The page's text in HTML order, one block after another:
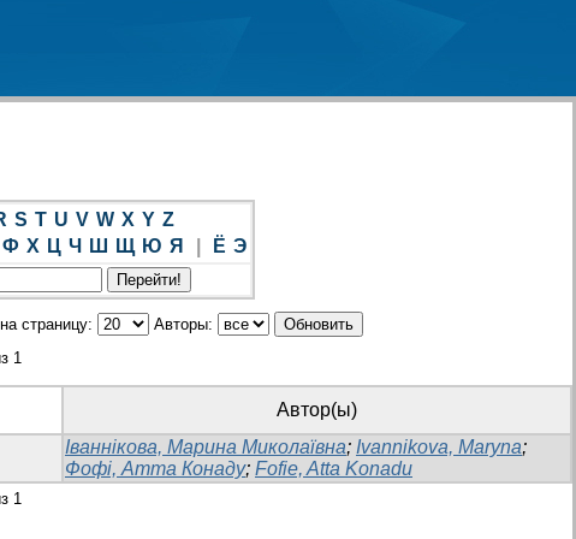
S T U V W X Y Z
Ф Х Ц Ч Ш Щ Ю Я Ё Э
страницу:
Авторы:
1
Автор(ы)
Іваннікова, Марина Миколаївна; Ivannikova, Maryna;
Фофі, Атта Конаду; Fofie, Atta Konadu
1